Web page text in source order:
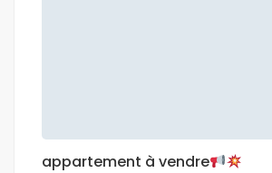
appartement à vendre